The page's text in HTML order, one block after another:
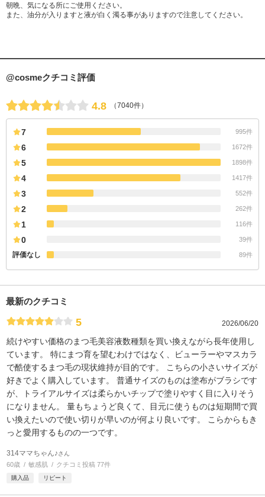
朝晩、気になる所にご使用ください。
また、油分が入りますと液が白く濁る事がありますので注意してください。
@cosmeクチコミ評価
4.8 （7040件）
7 995件
6 1672件
5 1898件
4 1417件
3 552件
2 262件
1 116件
0 39件
評価なし 89件
最新のクチコミ
5 2026/06/20
続けやすい価格のまつ毛美容液数種類を買い換えながら長年使用し
ています。 特にまつ育を望むわけではなく、ビューラーやマスカラ
で酷使するまつ毛の現状維持が目的です。 こちらの小さいサイズが
好きでよく購入しています。 普通サイズのものは塗布がブラシです
が、トライアルサイズは柔らかいチップで塗りやすく目に入りそう
になりません。 量もちょうど良くて、目元に使うものは短期間で買
い換えたいので使い切りが早いのが何より良いです。 こらからもき
っと愛用するものの一つです。
314ママちゃん♪さん
60歳 敏感肌 クチコミ投稿 77件
購入品 リピート